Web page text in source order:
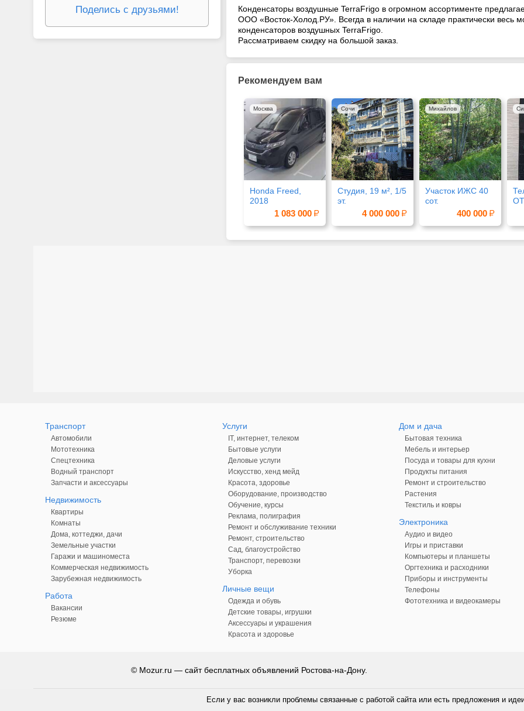
Поделись с друзьями!
Конденсаторы воздушные TerraFrigo в огромном ассортименте
ООО «Восток-Холод.РУ». Всегда в наличии на складе практически весь
конденсаторов воздушных TerraFrigo.
Рассматриваем скидку на большой заказ.
Рекомендуем вам
Honda Freed,
2018
1 083 000
Москва
Студия, 19 м², 1/5
эт.
4 000 000
Сочи
Участок ИЖС 40
сот.
400 000
Михайлов
Транспорт
Автомобили
Мототехника
Спецтехника
Водный транспорт
Запчасти и аксессуары
Недвижимость
Квартиры
Комнаты
Дома, коттеджи, дачи
Земельные участки
Гаражи и машиноместа
Коммерческая недвижимость
Зарубежная недвижимость
Работа
Вакансии
Резюме
Услуги
IT, интернет, телеком
Бытовые услуги
Деловые услуги
Искусство, хенд мейд
Красота, здоровье
Оборудование, производство
Обучение, курсы
Реклама, полиграфия
Ремонт и обслуживание техники
Ремонт, строительство
Сад, благоустройство
Транспорт, перевозки
Уборка
Личные вещи
Одежда и обувь
Детские товары, игрушки
Аксессуары и украшения
Красота и здоровье
Дом и дача
Бытовая техника
Мебель и интерьер
Посуда и товары для кухни
Продукты питания
Ремонт и строительство
Растения
Текстиль и ковры
Электроника
Аудио и видео
Игры и приставки
Компьютеры и планшеты
Оргтехника и расходники
Приборы и инструменты
Телефоны
Фототехника и видеокамеры
© Mozur.ru — сайт бесплатных объявлений Ростова-на-Дону.
Если у вас возникли проблемы связанные с работой сайта или есть предложения и